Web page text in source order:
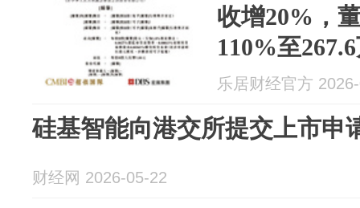
收增20%，
110%至
乐居财经官方
硅基智能向港交所提交上市申
财经网 2026-05-22